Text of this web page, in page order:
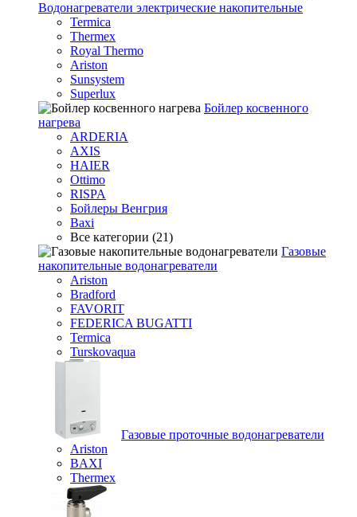
Водонагреватели электрические накопительные
Termica
Thermex
Royal Thermo
Ariston
Sunsystem
Superlux
Бойлер косвенного
нагрева
ARDERIA
AXIS
HAIER
Ottimo
RISPA
Бойлеры Венгрия
Baxi
Все категории (21)
Газовые
накопительные водонагреватели
Ariston
Bradford
FAVORIT
FEDERICA BUGATTI
Termica
Turskovaqua
Газовые проточные водонагреватели
Ariston
BAXI
Thermex